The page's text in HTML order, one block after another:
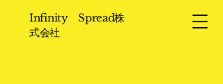
Infinity Spread株
式会社